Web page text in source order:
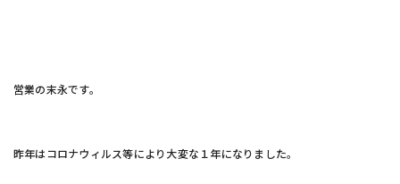
営業の末永です。
昨年はコロナウィルス等により大変な１年になりました。